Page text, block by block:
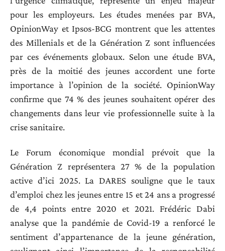
pour les employeurs. Les études menées par BVA,
OpinionWay et Ipsos-BCG montrent que les attentes
des Millenials et de la Génération Z sont influencées
par ces événements globaux. Selon une étude BVA,
près de la moitié des jeunes accordent une forte
importance à l’opinion de la société. OpinionWay
confirme que 74 % des jeunes souhaitent opérer des
changements dans leur vie professionnelle suite à la
crise sanitaire.
Le Forum économique mondial prévoit que la
Génération Z représentera 27 % de la population
active d’ici 2025. La DARES souligne que le taux
d’emploi chez les jeunes entre 15 et 24 ans a progressé
de 4,4 points entre 2020 et 2021. Frédéric Dabi
analyse que la pandémie de Covid-19 a renforcé le
sentiment d’appartenance de la jeune génération,